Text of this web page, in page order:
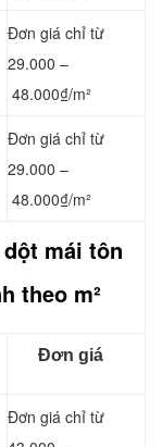
Đơn giá chỉ từ
29.000 –
48.000₫/m²
Đơn giá chỉ từ
29.000 –
48.000₫/m²
mái tôn
theo m²
Đơn giá
Đơn giá chỉ từ